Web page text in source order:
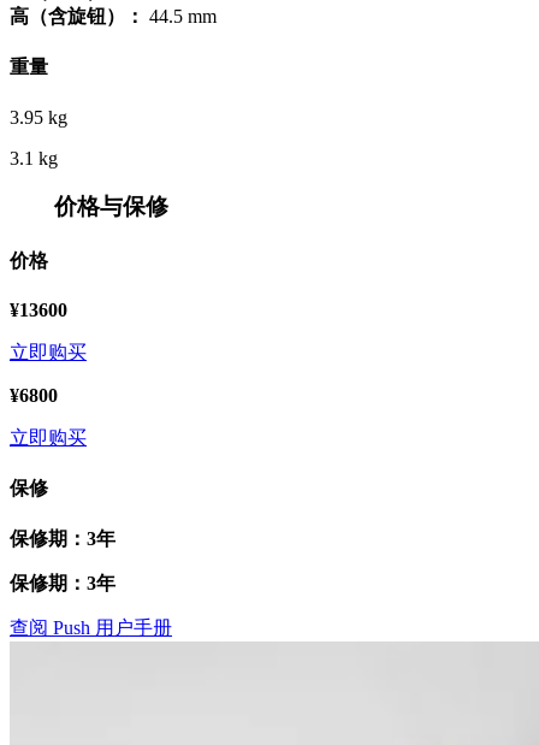
高（含旋钮）： 44.5 mm
重量
3.95 kg
3.1 kg
价格与保修
价格
¥13600
立即购买
¥6800
立即购买
保修
保修期：3年
保修期：3年
查阅 Push 用户手册